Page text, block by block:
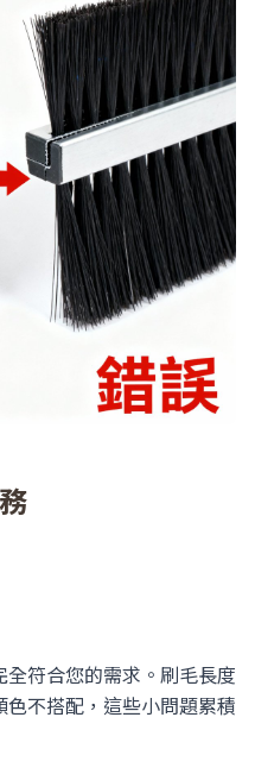
符合您的需求。刷毛長度
不搭配，這些小問題累積